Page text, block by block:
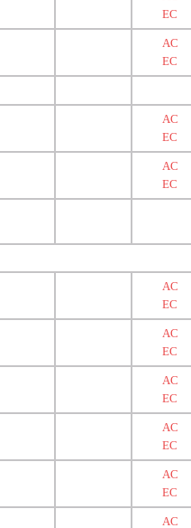
EC
AC
EC
AC
EC
AC
EC
AC
EC
AC
EC
AC
EC
AC
EC
AC
EC
AC